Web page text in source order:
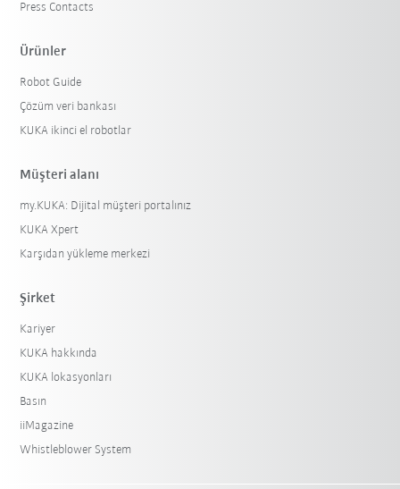
Press Contacts
Ürünler
Robot Guide
Çözüm veri bankası
KUKA ikinci el robotlar
Müşteri alanı
my.KUKA: Dijital müşteri portalınız
KUKA Xpert
Karşıdan yükleme merkezi
Şirket
Kariyer
KUKA hakkında
KUKA lokasyonları
Basın
iiMagazine
Whistleblower System